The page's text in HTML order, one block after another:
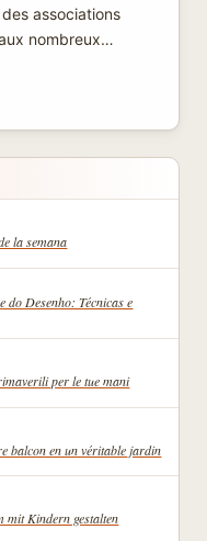
associations
nombreux…
la semana
Desenho: Técnicas e
per le tue mani
balcon en un véritable jardin
mit Kindern gestalten